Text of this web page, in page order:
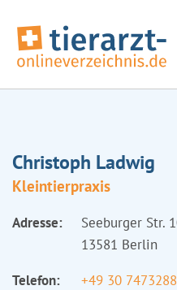
Christoph Ladwig
Kleintierpraxis
Adresse:
Seeburger Str.
13581 Berlin
Telefon:
+49 30